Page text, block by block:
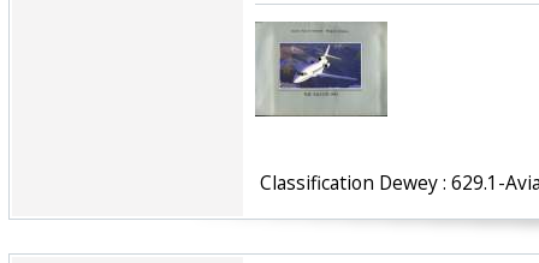
Classification Dewey : 629.1-